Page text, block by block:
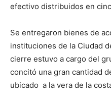
efectivo distribuidos en
Se entregaron bienes de
instituciones de la Ciudad
cierre estuvo a cargo del
concitó una gran cantidad
ubicado a la vera de la